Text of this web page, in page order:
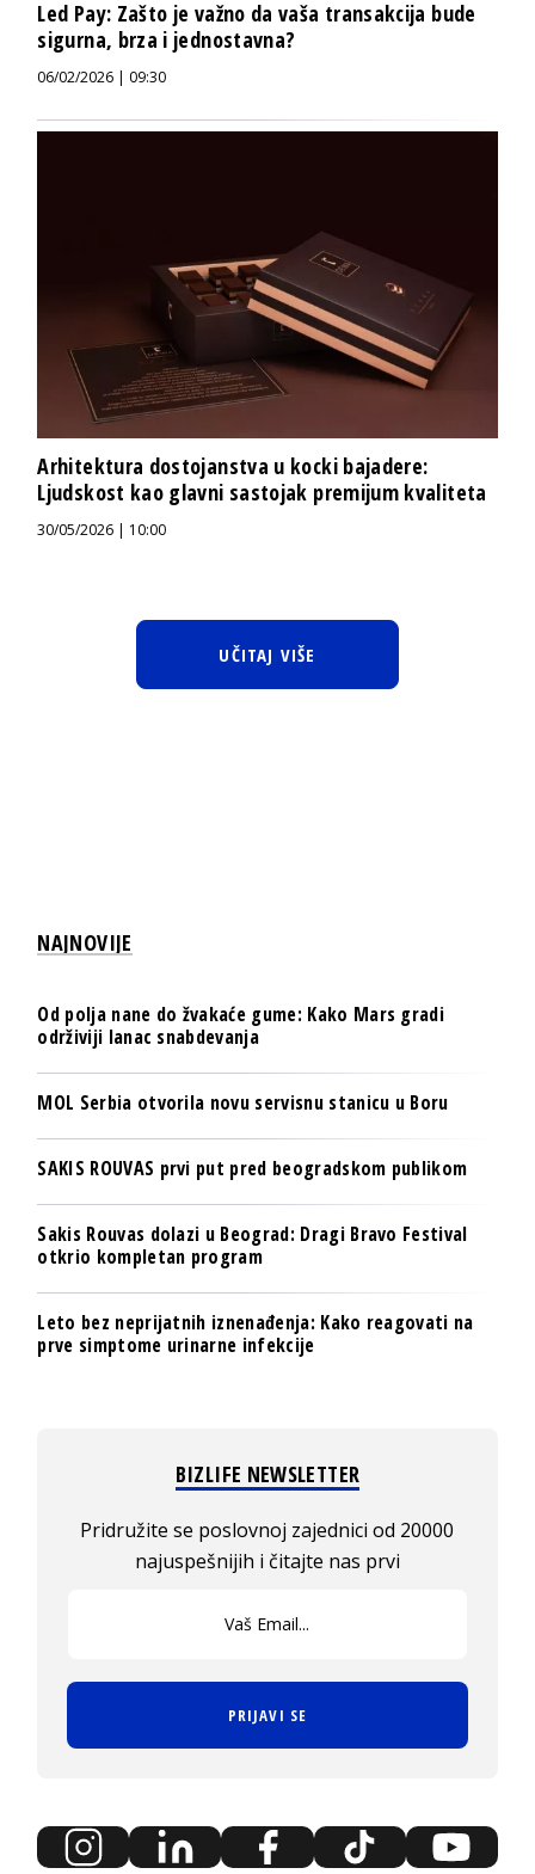
Led Pay: Zašto je važno da vaša transakcija bude
sigurna, brza i jednostavna?
06/02/2026 | 09:30
Arhitektura dostojanstva u kocki bajadere:
Ljudskost kao glavni sastojak premijum kvaliteta
30/05/2026 | 10:00
UČITAJ VIŠE
NAJNOVIJE
Od polja nane do žvakaće gume: Kako Mars gradi
održiviji lanac snabdevanja
MOL Serbia otvorila novu servisnu stanicu u Boru
SAKIS ROUVAS prvi put pred beogradskom publikom
Sakis Rouvas dolazi u Beograd: Dragi Bravo Festival
otkrio kompletan program
Leto bez neprijatnih iznenađenja: Kako reagovati na
prve simptome urinarne infekcije
BIZLIFE NEWSLETTER
Pridružite se poslovnoj zajednici od 20000
najuspešnijih i čitajte nas prvi
PRIJAVI SE